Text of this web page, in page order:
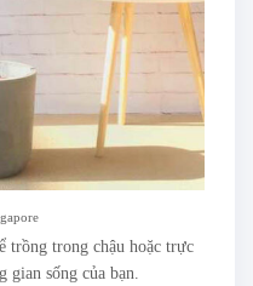
trồng trong chậu hoặc trực
gian sống của bạn.